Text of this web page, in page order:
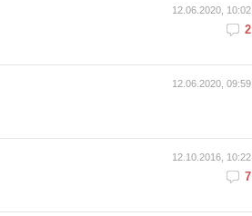
12.06.2020, 10:02
2
12.06.2020, 09:59
12.10.2016, 10:22
7